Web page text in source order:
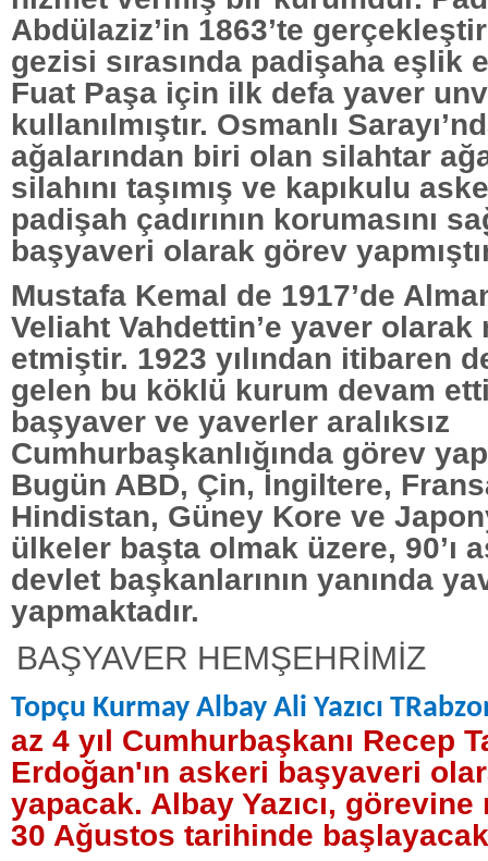
Abdülaziz’in 1863’te
gezisi sırasında padişaha eşlik
Fuat Paşa için ilk defa yaver
kullanılmıştır. Osmanlı
ağalarından biri olan silahtar
silahını taşımış ve kapıkulu
padişah çadırının korumasını
başyaveri olarak görev
Mustafa Kemal de 1917’de
Veliaht Vahdettin’e yaver olarak
etmiştir. 1923 yılından itibaren
gelen bu köklü kurum devam
başyaver ve yaverler aralıksız
Cumhurbaşkanlığında görev
Bugün ABD, Çin, İngiltere,
Hindistan, Güney Kore ve
ülkeler başta olmak üzere, 90’ı
devlet başkanlarının yanında
yapmaktadır.
BAŞYAVER HEMŞEHRİMİZ
Topçu Kurmay Albay Ali Yazıcı
az 4 yıl Cumhurbaşkanı Recep
Erdoğan'ın askeri başyaveri
yapacak. Albay Yazıcı,
30 Ağustos tarihinde